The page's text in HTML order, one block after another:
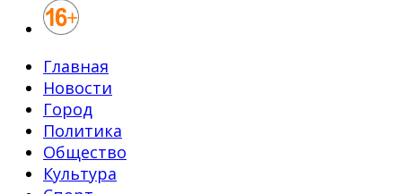
Главная
Новости
Город
Политика
Общество
Культура